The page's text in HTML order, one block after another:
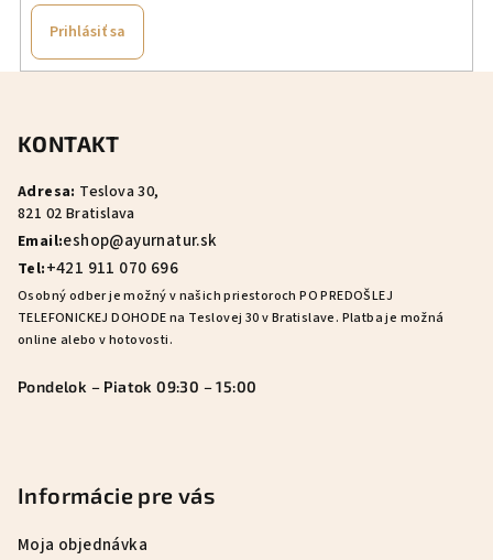
Prihlásiť sa
KONTAKT
Adresa: Teslova 30,
821 02 Bratislava
Email:eshop@ayurnatur.sk
Tel:+421 911 070 696
Osobný odber je možný v našich priestoroch PO PREDOŠLEJ
TELEFONICKEJ DOHODE na Teslovej 30 v Bratislave. Platba je možná
online alebo v hotovosti.
Pondelok – Piatok 09:30 – 15:00
Informácie pre vás
Moja objednávka